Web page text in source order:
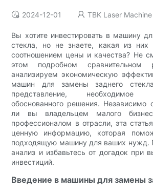
2024-12-01 TBK Laser Machine
Вы хотите инвестировать в машину
стекла, но не знаете, какая из них
соотношением цены и качества? Не
этом подробном сравнительном
анализируем экономическую
машин для замены заднего
представление,
обоснованного решения. Независимо
ли вы владельцем малого
профессионалом в отрасли, эта
ценную информацию, которая
подходящую машину для ваших нужд.
анализ и избавьтесь от догадок при
инвестиций.
Введение в машины для замены